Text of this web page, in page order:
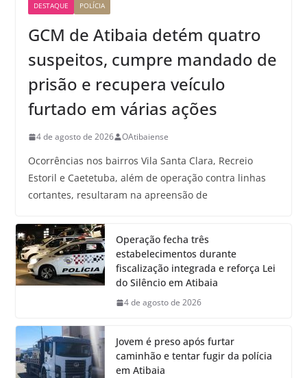
DESTAQUE POLÍCIA
GCM de Atibaia detém quatro
suspeitos, cumpre mandado de
prisão e recupera veículo
furtado em várias ações
4 de agosto de 2026 OAtibaiense
Ocorrências nos bairros Vila Santa Clara, Recreio
Estoril e Caetetuba, além de operação contra linhas
cortantes, resultaram na apreensão de
Operação fecha três
estabelecimentos durante
fiscalização integrada e reforça Lei
do Silêncio em Atibaia
4 de agosto de 2026
Jovem é preso após furtar
caminhão e tentar fugir da polícia
em Atibaia